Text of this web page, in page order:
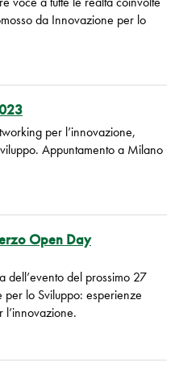
da Innovazione per lo
per l’innovazione,
Appuntamento a Milano
Open Day
dell’evento del prossimo 27
lo Sviluppo: esperienze
l’innovazione.